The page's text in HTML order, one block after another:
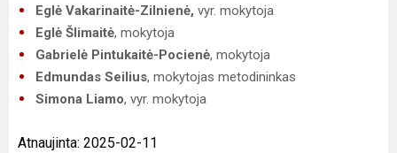
Eglė Vakarinaitė-Zilnienė, vyr. mokytoja
Eglė Šlimaitė, mokytoja
Gabrielė Pintukaitė-Pocienė, mokytoja
Edmundas Seilius, mokytojas metodininkas
Simona Liamo, vyr. mokytoja
Atnaujinta: 2025-02-11